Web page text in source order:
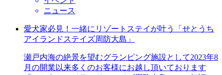
ニュース
愛犬家必見！一緒にリゾートステイが叶う「せとうち
アイランドステイズ周防大島」
瀬戸内海の絶景を望むグランピング施設として2023年8
月の開業以来多くのお客様にお越し頂いております